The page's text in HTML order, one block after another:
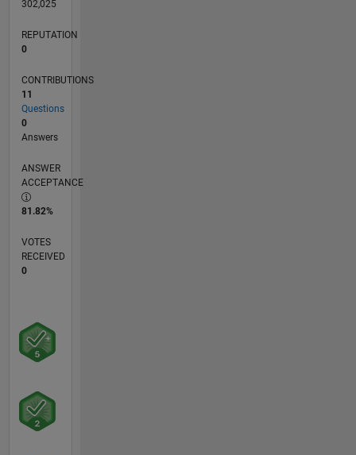
302,025
REPUTATION
0
CONTRIBUTIONS
11
Questions
0
Answers
ANSWER
ACCEPTANCE
81.82%
VOTES
RECEIVED
0